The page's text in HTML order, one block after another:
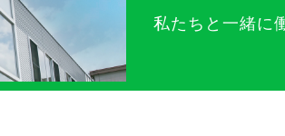
私たちと一緒に